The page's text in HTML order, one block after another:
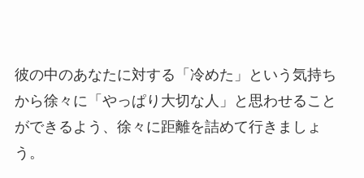
彼の中のあなたに対する「冷めた」という気持ち
から徐々に「やっぱり大切な人」と思わせること
ができるよう、徐々に距離を詰めて行きましょ
う。